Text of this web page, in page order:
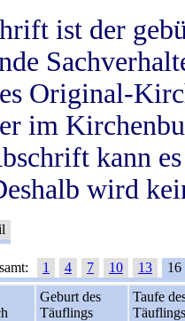
ist der
Original-
im
kann
wird
1 4 7 10 13
16
Geburt des
Täuflings
Taufe
Täuflings